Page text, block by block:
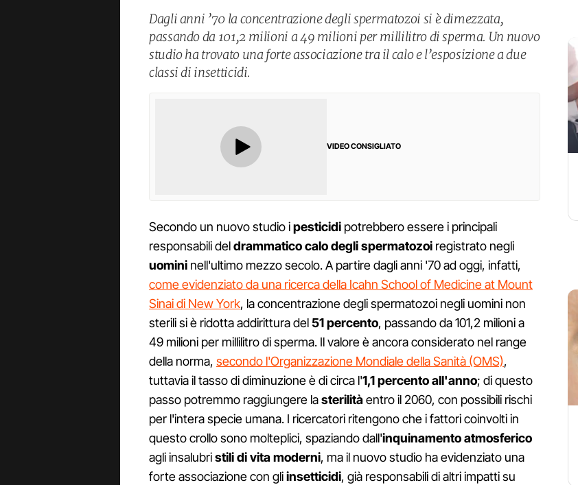
Dagli anni ’70 la concentrazione degli spermatozoi si è dimezzata,
passando da 101,2 milioni a 49 milioni per millilitro di sperma. Un nuovo
studio ha trovato una forte associazione tra il calo e l’esposizione a due
classi di insetticidi.
VIDEO CONSIGLIATO
Secondo un nuovo studio ipesticidi potrebbero essere i principali
responsabili deldrammatico calo degli spermatozoi registrato negli
uomini nell'ultimo mezzo secolo. A partire dagli anni '70 ad oggi, infatti,
come evidenziato da una ricerca della Icahn School of Medicine at Mount
Sinai di New York, la concentrazione degli spermatozoi negli uomini non
sterili si è ridotta addirittura del 51 percento, passando da 101,2 milioni a
49 milioni per millilitro di sperma. Il valore è ancora considerato nel range
della norma, secondo l'Organizzazione Mondiale della Sanità (OMS),
tuttavia il tasso di diminuzione è di circa l'1,1 percento all'anno; di questo
passo potremmo raggiungere lasterilitàentro il 2060, con possibili rischi
per l'intera specie umana. I ricercatori ritengono che i fattori coinvolti in
questo crollo sono molteplici, spaziando dall'inquinamento atmosferico
agli insalubristili di vita moderni, ma il nuovo studio ha evidenziato una
forte associazione con gliinsetticidi, già responsabili di altri impatti su